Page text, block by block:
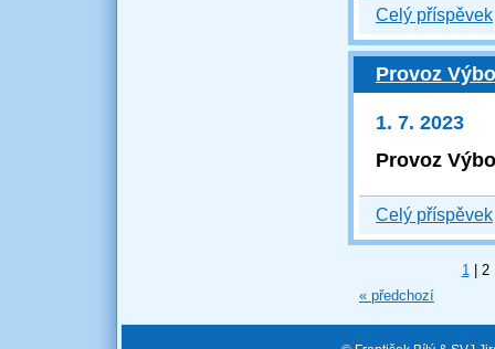
Celý příspěvek
Provoz
1. 7. 2023
Provoz
Celý příspěvek
« předchozí
1 2